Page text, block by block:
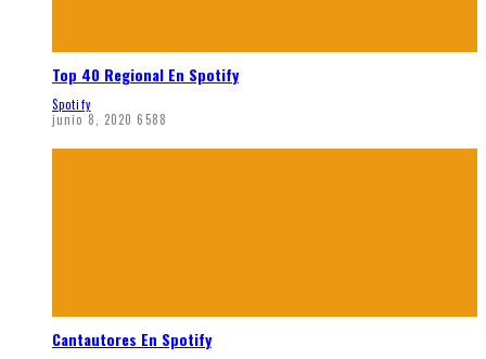
Top 40 Regional En Spotify
Spotify
junio 8, 2020 6588
Cantautores En Spotify